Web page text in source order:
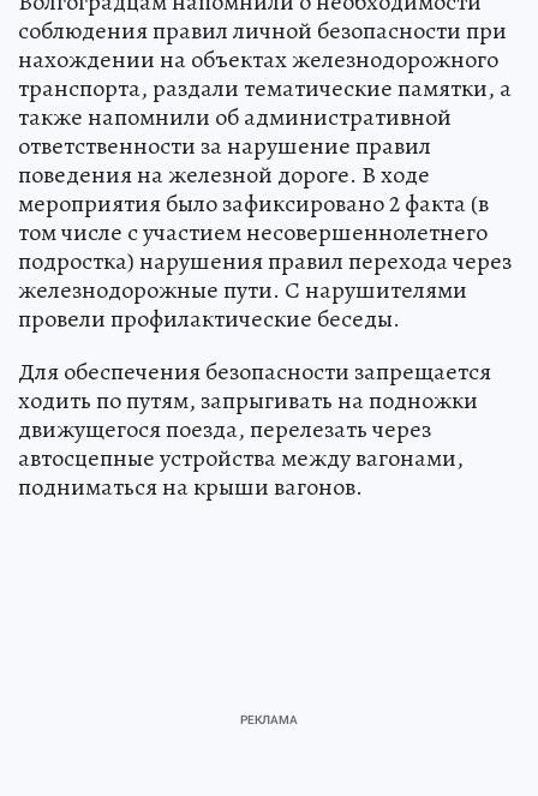
соблюдения правил личной безопасности при
нахождении на объектах железнодорожного
транспорта, раздали тематические памятки, а
также напомнили об административной
ответственности за нарушение правил
поведения на железной дороге. В ходе
мероприятия было зафиксировано 2 факта (в
том числе с участием несовершеннолетнего
подростка) нарушения правил перехода через
железнодорожные пути. С нарушителями
провели профилактические беседы.
Для обеспечения безопасности запрещается
ходить по путям, запрыгивать на подножки
движущегося поезда, перелезать через
автосцепные устройства между вагонами,
подниматься на крыши вагонов.